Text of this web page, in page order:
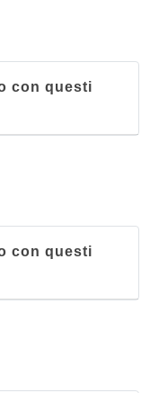
con questi
con questi